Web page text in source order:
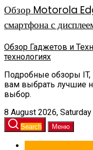
Обзор Motorola
смартфона с
Обзор Гаджетов и
технологиях
Подробные обзоры IT,
вам выбрать лучшие
выбор.
8 August 2026, Saturday
Search Меню